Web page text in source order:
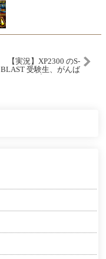
【実況】XP2300 のS-
BLAST 受験生、がんば